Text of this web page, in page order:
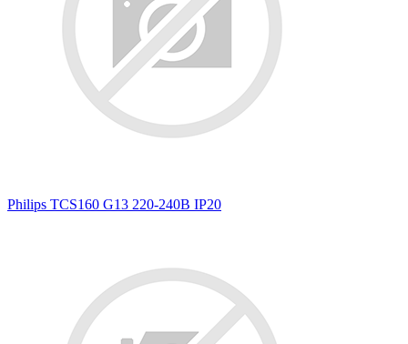
Philips TCS160 G13 220-240В IP20